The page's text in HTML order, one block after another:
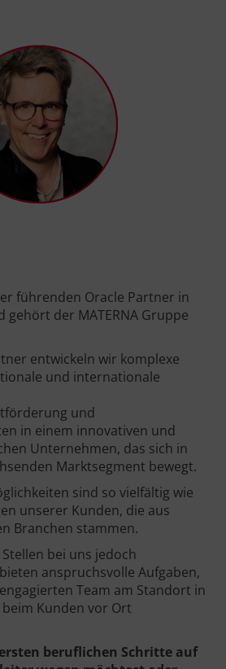
führenden Oracle Partner in
gehört der MATERNA Gruppe
entwickeln wir komplexe
und internationale
und
in einem innovativen und
Unternehmen, das sich in
Marktsegment bewegt.
sind so vielfältig wie
unserer Kunden, die aus
Branchen stammen.
bei uns jedoch
anspruchsvolle Aufgaben,
Team am Standort in
Kunden vor Ort
beruflichen Schritte auf